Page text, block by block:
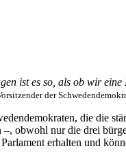
ist es so, als ob wir
der
die die
–, obwohl nur die drei
erhalten und